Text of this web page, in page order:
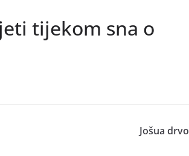
tijekom sna o
Jošua drvo